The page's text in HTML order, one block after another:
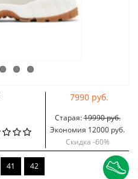
7990 руб.
Старая:19990 руб.
Экономия 12000 руб.
Скидка -60%
41 42